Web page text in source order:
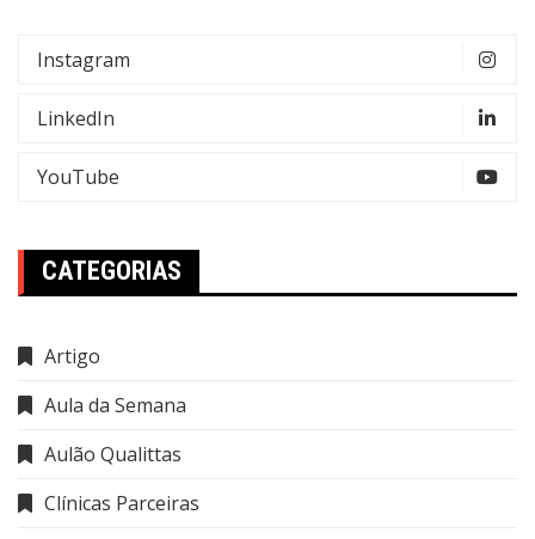
Instagram
LinkedIn
YouTube
CATEGORIAS
Artigo
Aula da Semana
Aulão Qualittas
Clínicas Parceiras